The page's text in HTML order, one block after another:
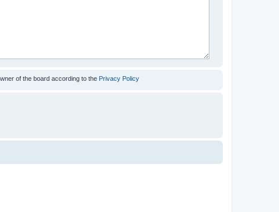
of the board according to the Privacy Policy